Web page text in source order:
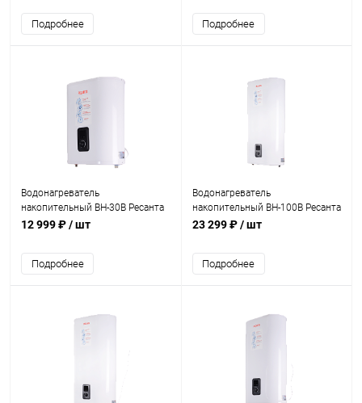
Подробнее Подробнее
Водонагреватель
накопительный ВН-30В Ресанта
(74/5/1)
12 999 ₽/ шт
Подробнее
Водонагреватель
накопительный ВН-100В Ресанта
(74/5/4)
23 299 ₽/ шт
Подробнее